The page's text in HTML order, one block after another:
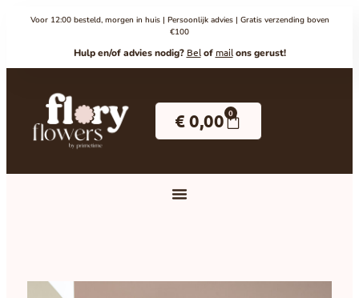
Voor 12:00 besteld, morgen in huis | Persoonlijk advies | Gratis verzending boven
€100
Hulp en/of advies nodig? Belof mailons gerust!
€0,00 0